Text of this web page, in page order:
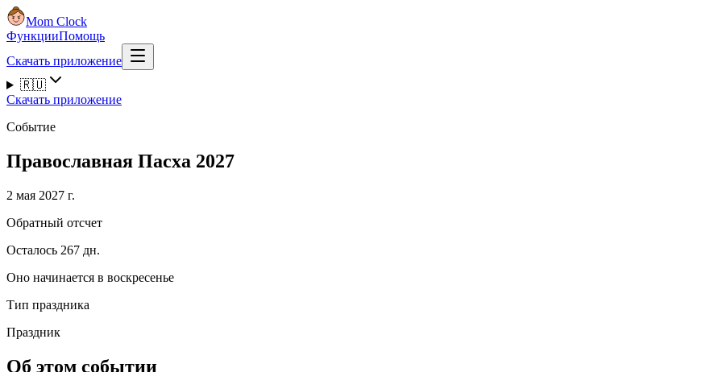
Mom Clock
ФункцииПомощь
Скачать приложение
🇷🇺
Скачать приложение
Событие
Православная Пасха 2027
2 мая 2027 г.
Обратный отсчет
Осталось 267 дн.
Оно начинается в воскресенье
Тип праздника
Праздник
Об этом событии